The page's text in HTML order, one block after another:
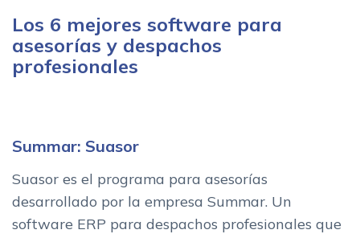
Los 6 mejores software para
asesorías y despachos
profesionales
Summar: Suasor
Suasor es el programa para asesorías
desarrollado por la empresa Summar. Un
software ERP para despachos profesionales que